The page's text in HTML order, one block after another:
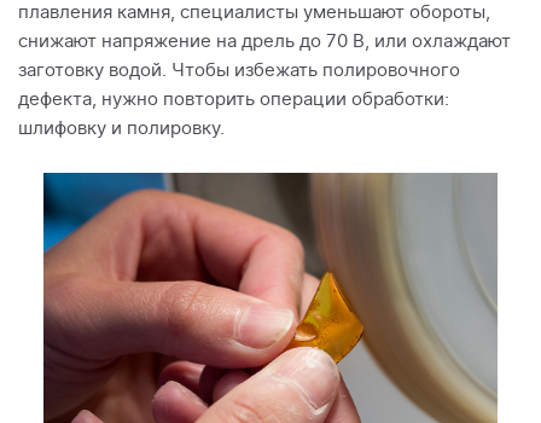
плавления камня, специалисты уменьшают обороты,
снижают напряжение на дрель до 70 В, или охлаждают
заготовку водой. Чтобы избежать полировочного
дефекта, нужно повторить операции обработки:
шлифовку и полировку.